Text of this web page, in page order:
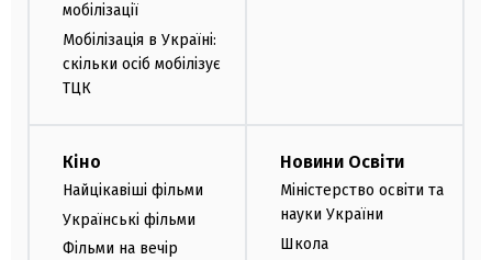
мобілізації
Мобілізація в Україні:
скільки осіб мобілізує
ТЦК
Кіно
Найцікавіші фільми
Українські фільми
Фільми на вечір
Новини Освіти
Міністерство освіти та
науки України
Школа